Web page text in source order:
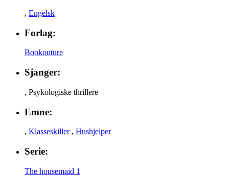
, Engelsk
Forlag:
Bookouture
Sjanger:
, Psykologiske thrillere
Emne:
, Klasseskiller , Hushjelper
Serie:
The housemaid 1